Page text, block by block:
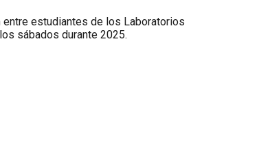
estudiantes de los Laboratorios
sábados durante 2025.